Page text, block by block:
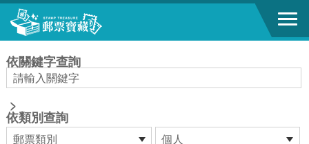
跳到主要內容區塊
依關鍵字查詢
>
依類別查詢